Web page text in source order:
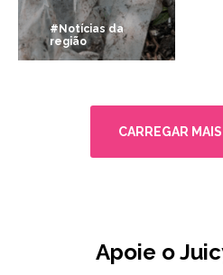
#Notícias da
região
CARREGAR
Apoie o